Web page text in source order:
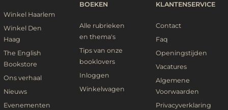
Winkel Haarlem
Winkel Den
Haag
The English
Bookstore
Ons verhaal
Nieuws
Evenementen
BOEKEN
Alle rubrieken
en thema's
Tips van onze
booklovers
Inloggen
Winkelwagen
KLANTENSERVICE
Contact
Faq
Openingstijden
Vacatures
Algemene
Voorwaarden
Privacyverklaring